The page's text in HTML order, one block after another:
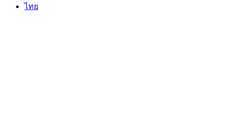
ไทย